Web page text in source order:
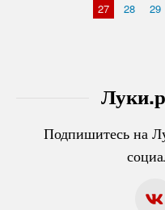
Подпишитесь на
27
28 29